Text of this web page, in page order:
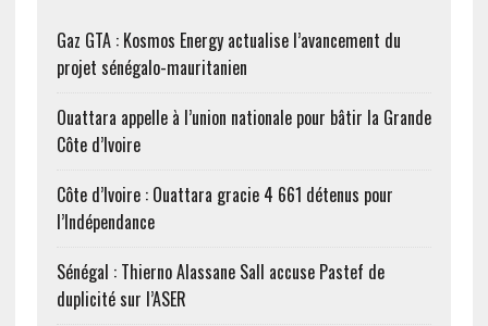
Gaz GTA : Kosmos Energy actualise l’avancement du
projet sénégalo-mauritanien
Ouattara appelle à l’union nationale pour bâtir la Grande
Côte d’Ivoire
Côte d’Ivoire : Ouattara gracie 4 661 détenus pour
l’Indépendance
Sénégal : Thierno Alassane Sall accuse Pastef de
duplicité sur l’ASER